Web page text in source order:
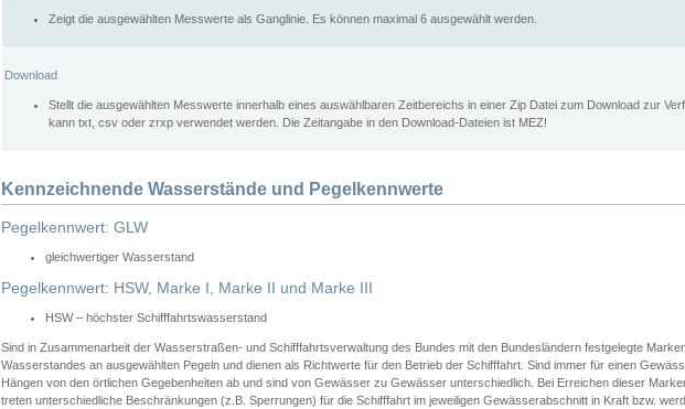
Zeigt die ausgewählten Messwerte als Ganglinie. Es können maximal 6 ausgewählt werden.
Download
Stellt die ausgewählten Messwerte innerhalb eines auswählbaren Zeitbereichs in einer Zip Datei zum Download zur
kann txt, csv oder zrxp verwendet werden. Die Zeitangabe in den Download-Dateien ist MEZ!
Kennzeichnende Wasserstände und Pegelkennwerte
Pegelkennwert: GLW
gleichwertiger Wasserstand
Pegelkennwert: HSW, Marke I, Marke II und Marke III
HSW – höchster Schifffahrtswasserstand
Sind in Zusammenarbeit der Wasserstraßen- und Schifffahrtsverwaltung des Bundes mit den Bundesländern festgelegte
Wasserstandes an ausgewählten Pegeln und dienen als Richtwerte für den Betrieb der Schifffahrt. Sind immer für einen
Hängen von den örtlichen Gegebenheiten ab und sind von Gewässer zu Gewässer unterschiedlich. Bei Erreichen dieser
treten unterschiedliche Beschränkungen (z.B. Sperrungen) für die Schifffahrt im jeweiligen Gewässerabschnitt in Kraft bzw.